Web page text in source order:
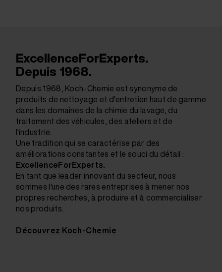
ExcellenceForExperts.
Depuis 1968.
Depuis 1968, Koch-Chemie est synonyme de
produits de nettoyage et d'entretien haut de gamme
dans les domaines de la chimie du lavage, du
traitement des véhicules, des ateliers et de
l'industrie.
Une tradition qui se caractérise par des
améliorations constantes et le souci du détail :
ExcellenceForExperts.
En tant que leader innovant du secteur, nous
sommes l'une des rares entreprises à mener nos
propres recherches, à produire et à commercialiser
nos produits.
Découvrez Koch-Chemie